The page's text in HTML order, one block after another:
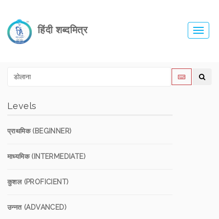
हिंदी शब्दमित्र
Levels
प्राथमिक (BEGINNER)
माध्यमिक (INTERMEDIATE)
कुशल (PROFICIENT)
उन्नत (ADVANCED)